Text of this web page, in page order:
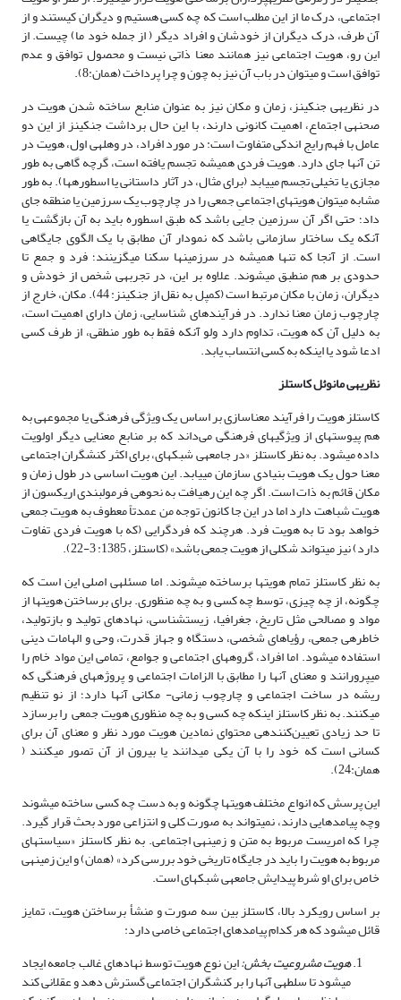
اجتماعی، درک ما از این مطلب است که چه کسی هستیم و دیگران کیستند و از
آن طرف، درک دیگران از خودشان و افراد دیگر ( از جمله خود ما) چیست. از
این رو، هویت اجتماعی نیز همانند معنا ذاتی نیست و محصول توافق و عدم
توافق است و می‏توان در باب آن نیز به چون و چرا پرداخت (همان:8).
در نظریه­ی جنکینز، زمان و مکان نیز به عنوان منابع ساخته شدن هویت در
صحنه­ی اجتماع، اهمیت کانونی دارند، با این حال برداشت جنکینز از این دو
عامل با فهم رایج اندکی متفاوت است: در مورد افراد، در وهله­ی اول، هویت در
تن آن­ها جای دارد. هویت فردی همیشه تجسم یافته است، گرچه گاهی به طور
مجازی یا تخیلی تجسم می‏یابد (برای مثال، در آثار داستانی یا اسطوره‏ها). به طور
مشابه می‏توان هویت‏‏های اجتماعیِ جمعی را در چارچوب یک سرزمین یا منطقه جای
داد؛ حتی اگر آن سرزمین جایی باشد که طبق اسطوره باید به آن بازگشت یا
آن‏که یک ساختار سازمانی باشد که نمودار آن مطابق با یک الگوی جایگاهی
است. از آن‏جا که تن‏ها همیشه در سرزمین‏ها سکنا می‏گزینند؛ فرد و جمع تا
حدودی بر هم منطبق می‏شوند. علاوه بر این، در تجربه­ی شخص از خودش و
دیگران،‏ زمان با مکان مرتبط است (کمپل به نقل از جنکینز: 44). مکان، خارج از
چارچوب زمان معنا ندارد. در فرآیندهای شناسایی، زمان دارای اهمیت است،
به دلیل آن که هویت، تداوم دارد ولو آن‏که فقط به طور منطقی، از طرف کسی
ادعا شود یا این‏که به کسی انتساب یابد.
نظریه­ی مانوئل کاستلز
کاستلز هویت را فرآیند معناسازی بر اساس یک ویژگی فرهنگی یا مجموعه­ی به
هم پیوسته‏ای از ویژگی­های فرهنگی می‌داند که بر منابع معنایی دیگر اولویت
داده می‏شود. به نظر کاستلز «در جامعه­ی شبکه‏ای،‏ برای اکثر کنشگران اجتماعی
معنا حول یک هویت بنیادی سازمان می‏یابد. این هویت اساسی در طول زمان و
مکان قائم به ذات است. اگر چه این رهیافت به نحوه­ی فرمول‏بندی اریکسون از
هویت شباهت دارد اما در این جا کانون توجه من عمدتاً معطوف به هویت جمعی
خواهد بود تا به هویت فرد. هرچند که فردگرایی (که با هویت فردی تفاوت
دارد) نیز می‏تواند شکلی از هویت جمعی باشد» (کاستلز، 1385: 3-22).
به نظر کاستلز تمام هویت­ها برساخته می‏شوند. اما مسئله­ی اصلی این است که
چگونه،‏ از چه چیزی،‏ توسط چه کسی و به چه منظوری. برای برساختن هویت­ها از
مواد و مصالحی مثل تاریخ، جغرافیا، زیست‏شناسی، نهادهای تولید و بازتولید،
خاطره­ی جمعی، رؤیاهای شخصی،‏ دستگاه و جهاز قدرت، وحی و الهامات دینی
استفاده می‏شود. اما افراد، گروه‏های اجتماعی و جوامع، تمامی این مواد خام را
می‏پرورانند و معنای آن­ها را مطابق با الزامات اجتماعی و پروژه‏های فرهنگی که
ریشه در ساخت اجتماعی و چارچوب زمانی- مکانی آن­ها دارد؛ از نو تنظیم
می‏کنند. به نظر کاستلز اینکه چه کسی و به چه منظوری هویت جمعی را برسازد
تا حد زیادی تعیین‏‌کننده­ی محتوای نمادین هویت مورد نظر و معنای آن برای
کسانی است که خود را با آن یکی می‏دانند یا بیرون از آن تصور می‏کنند (
همان:24).
این پرسش که انواع مختلف هویت­ها چگونه و به دست چه کسی ساخته می‏شوند
وچه پیامدهایی دارند، نمی‏تواند به صورت کلی و انتزاعی مورد بحث قرار گیرد.
چرا که امریست مربوط به متن و زمینه­ی اجتماعی. به نظر کاستلز «سیاستهای
مربوط به هویت را باید در جایگاه تاریخی خود بررسی کرد» (همان) و این زمینه­ی
خاص برای او شرط پیدایش جامعه­ی شبکه‏ای است.
بر اساس رویکرد بالا، کاستلز بین سه صورت و منشأ برساختن هویت، تمایز
قائل می‏شود که هر کدام پیامدهای اجتماعی خاصی دارد:
هویت مشروعیت بخش:این نوع هویت توسط نهادهای غالب جامعه ایجاد
می‏شود تا سلطه­ی آن­ها را بر کنشگران اجتماعی گسترش دهد و عقلانی کند